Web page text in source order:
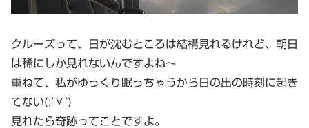
クルーズって、日が沈むところは結構見れるけれど、朝日
は稀にしか見れないんですよね～
重ねて、私がゆっくり眠っちゃうから日の出の時刻に起き
てない(;’∀’)
見れたら奇跡ってことですよ。